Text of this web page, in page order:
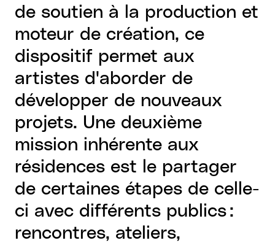
de soutien à la production et
moteur de création, ce
dispositif permet aux
artistes d'aborder de
développer de nouveaux
projets. Une deuxième
mission inhérente aux
résidences est le partager
de certaines étapes de celle-
ci avec différents publics :
rencontres, ateliers,